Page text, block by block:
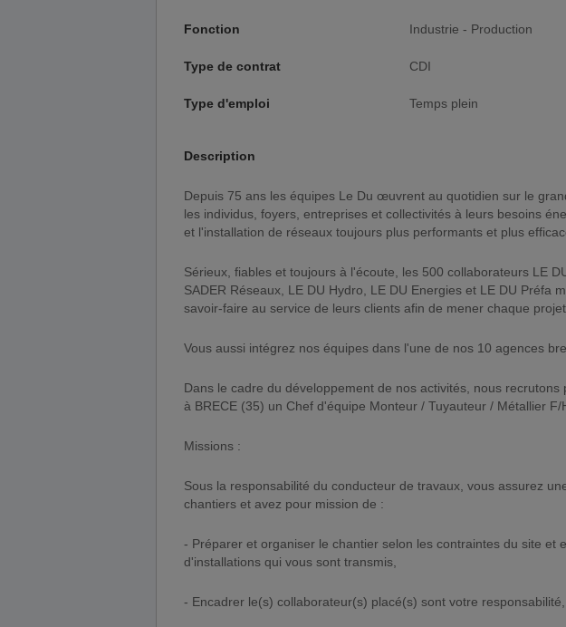
Fonction Industrie - Production
Type de contrat CDI
Type d'emploi Temps plein
Description
Depuis 75 ans les équipes Le Du œuvrent au quotidien sur le grand Ouest pour alimenter et relier
les individus, foyers, entreprises et collectivités à leurs besoins
et l'installation de réseaux toujours plus performants et plus
Sérieux, fiables et toujours à l'écoute, les 500 collaborateurs LE
SADER Réseaux, LE DU Hydro, LE DU Energies et LE DU Préfa
savoir-faire au service de leurs clients afin de mener chaque
Vous aussi intégrez nos équipes dans l'une de nos 10 agences
Dans le cadre du développement de nos activités, nous recrutons
à BRECE (35) un Chef d'équipe Monteur / Tuyauteur / Métallier F/
Missions :
Sous la responsabilité du conducteur de travaux, vous assurez
chantiers et avez pour mission de :
- Préparer et organiser le chantier selon les contraintes du site et
d'installations qui vous sont transmis,
- Encadrer le(s) collaborateur(s) placé(s) sont votre responsabilité,